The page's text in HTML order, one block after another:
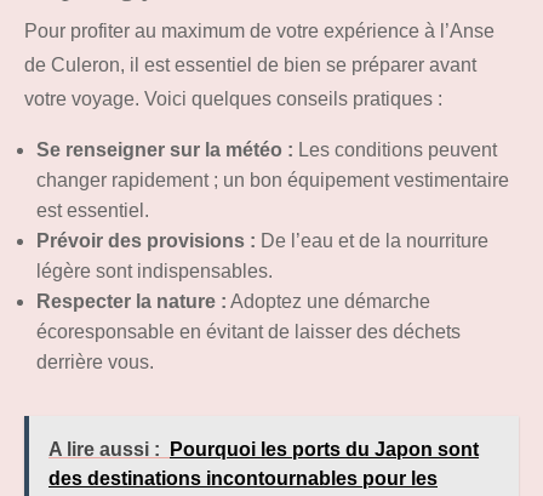
Pour profiter au maximum de votre expérience à l’Anse
de Culeron, il est essentiel de bien se préparer avant
votre voyage. Voici quelques conseils pratiques :
Se renseigner sur la météo : Les conditions peuvent
changer rapidement ; un bon équipement vestimentaire
est essentiel.
Prévoir des provisions : De l’eau et de la nourriture
légère sont indispensables.
Respecter la nature : Adoptez une démarche
écoresponsable en évitant de laisser des déchets
derrière vous.
A lire aussi :
Pourquoi les ports du Japon sont
des destinations incontournables pour les